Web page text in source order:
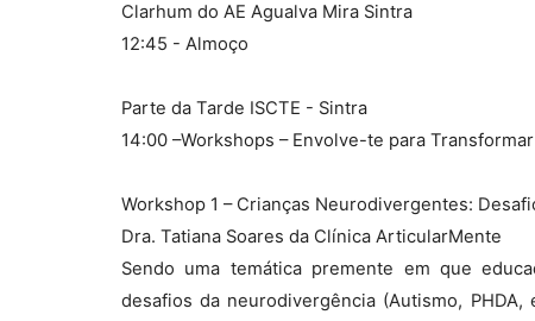
Clarhum do AE Agualva Mira Sintra
12:45 - Almoço
Parte da Tarde ISCTE - Sintra
14:00 –Workshops – Envolve-te para Transformar
Workshop 1 – Crianças Neurodivergentes:
Dra. Tatiana Soares da Clínica ArticularMente
Sendo uma temática premente em que
desafios da neurodivergência (Autismo,